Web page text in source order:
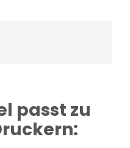
passt zu